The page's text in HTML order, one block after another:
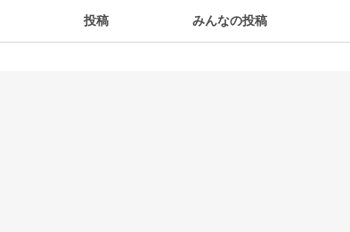
投稿 みんなの投稿